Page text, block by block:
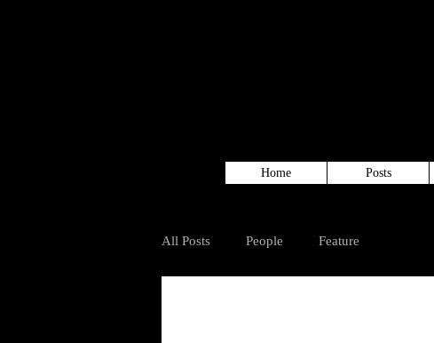
Home Posts
All Posts People Feature